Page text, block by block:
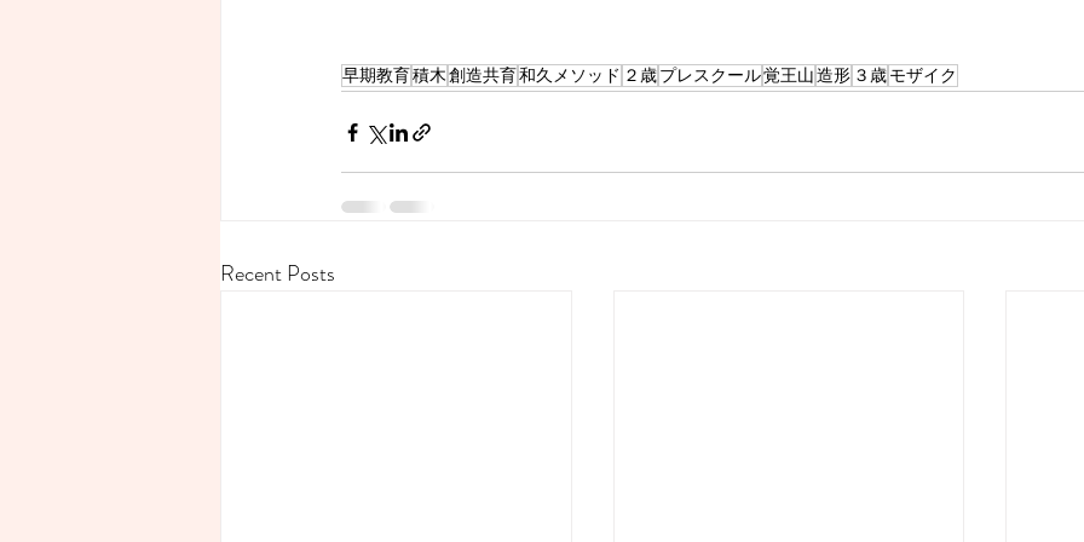
早期教育積木創造共育和久メソッド ２歳プレスクール覚王山造形 ３歳モザイク
Recent Posts